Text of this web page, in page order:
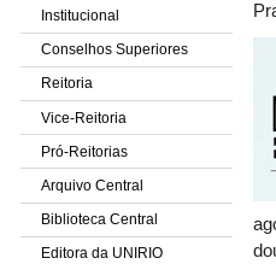
Institucional
Conselhos Superiores
Reitoria
Vice-Reitoria
Pró-Reitorias
Arquivo Central
Biblioteca Central
Editora da UNIRIO